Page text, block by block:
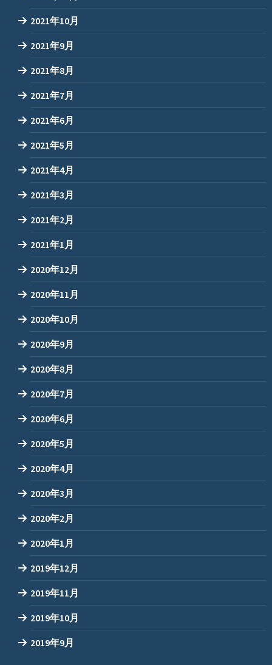
2021年10月
2021年9月
2021年8月
2021年7月
2021年6月
2021年5月
2021年4月
2021年3月
2021年2月
2021年1月
2020年12月
2020年11月
2020年10月
2020年9月
2020年8月
2020年7月
2020年6月
2020年5月
2020年4月
2020年3月
2020年2月
2020年1月
2019年12月
2019年11月
2019年10月
2019年9月